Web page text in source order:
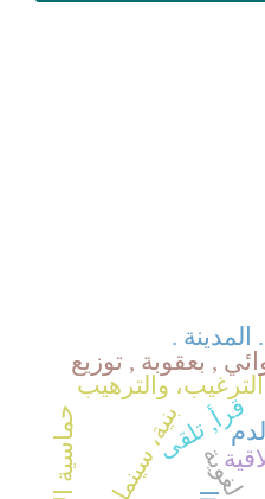
والترهيب
قرأ, تلقى
, بعقوبة , توزيع
المدينة .